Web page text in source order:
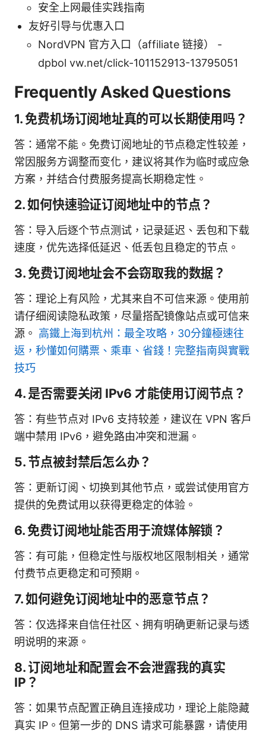
安全上网最佳实践指南
友好引导与优惠入口
NordVPN 官方入口（affiliate 链接） -
dpbol vw.net/click-101152913-13795051
Frequently Asked Questions
1. 免费机场订阅地址真的可以长期使用吗？
答：通常不能。免费订阅地址的节点稳定性较差，
常因服务方调整而变化，建议将其作为临时或应急
方案，并结合付费服务提高长期稳定性。
2. 如何快速验证订阅地址中的节点？
答：导入后逐个节点测试，记录延迟、丢包和下载
速度，优先选择低延迟、低丢包且稳定的节点。
3. 免费订阅地址会不会窃取我的数据？
答：理论上有风险，尤其来自不可信来源。使用前
请仔细阅读隐私政策，尽量搭配镜像站点或可信来
源。 高鐵上海到杭州：最全攻略，30分鐘極速往
返，秒懂如何購票、乘車、省錢！完整指南與實戰
技巧
4. 是否需要关闭 IPv6 才能使用订阅节点？
答：有些节点对 IPv6 支持较差，建议在 VPN 客户
端中禁用 IPv6，避免路由冲突和泄漏。
5. 节点被封禁后怎么办？
答：更新订阅、切换到其他节点，或尝试使用官方
提供的免费试用以获得更稳定的体验。
6. 免费订阅地址能否用于流媒体解锁？
答：有可能，但稳定性与版权地区限制相关，通常
付费节点更稳定和可预期。
7. 如何避免订阅地址中的恶意节点？
答：仅选择来自信任社区、拥有明确更新记录与透
明说明的来源。
8. 订阅地址和配置会不会泄露我的真实
IP？
答：如果节点配置正确且连接成功，理论上能隐藏
真实 IP。但第一步的 DNS 请求可能暴露，请使用